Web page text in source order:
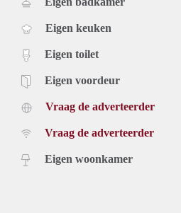
Eigen keuken
Eigen toilet
Eigen voordeur
Vraag de adverteerder
Vraag de adverteerder
Eigen woonkamer